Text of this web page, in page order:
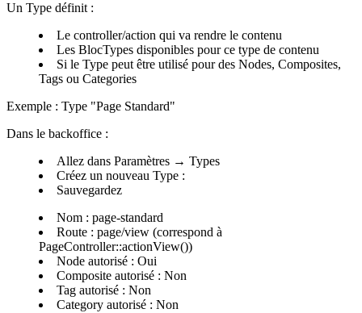
Un Type définit :
Le controller/action qui va rendre le contenu
Les BlocTypes disponibles pour ce type de contenu
Si le Type peut être utilisé pour des Nodes, Composites,
Tags ou Categories
Exemple : Type "Page Standard"
Dans le backoffice :
Allez dans Paramètres → Types
Créez un nouveau Type :
Sauvegardez
Nom : page-standard
Route : page/view (correspond à
PageController::actionView())
Node autorisé : Oui
Composite autorisé : Non
Tag autorisé : Non
Category autorisé : Non